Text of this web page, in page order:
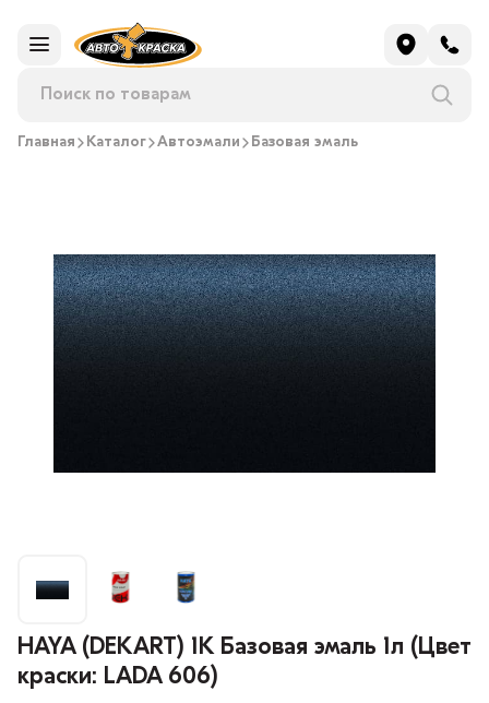
Главная Каталог Автоэмали Базовая эмаль
HAYA (DEKART) 1К Базовая эмаль 1л (Цвет
краски: LADA 606)